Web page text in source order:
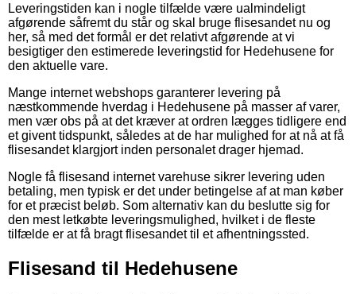
Leveringstiden kan i nogle tilfælde være ualmindeligt
afgørende såfremt du står og skal bruge flisesandet nu og
her, så med det formål er det relativt afgørende at vi
besigtiger den estimerede leveringstid for Hedehusene for
den aktuelle vare.
Mange internet webshops garanterer levering på
næstkommende hverdag i Hedehusene på masser af varer,
men vær obs på at det kræver at ordren lægges tidligere end
et givent tidspunkt, således at de har mulighed for at nå at få
flisesandet klargjort inden personalet drager hjemad.
Nogle få flisesand internet varehuse sikrer levering uden
betaling, men typisk er det under betingelse af at man køber
for et præcist beløb. Som alternativ kan du beslutte sig for
den mest letkøbte leveringsmulighed, hvilket i de fleste
tilfælde er at få bragt flisesandet til et afhentningssted.
Flisesand til Hedehusene